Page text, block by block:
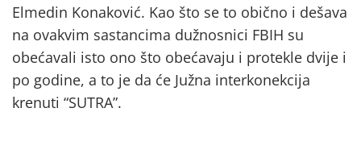
Elmedin Konaković. Kao što se to obično i dešava
na ovakvim sastancima dužnosnici FBIH su
obećavali isto ono što obećavaju i protekle dvije i
po godine, a to je da će Južna interkonekcija
krenuti “SUTRA”.